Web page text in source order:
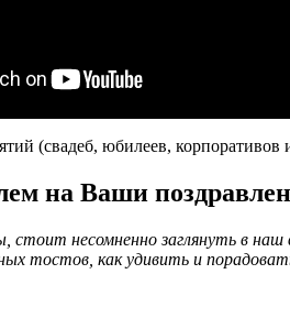
(свадеб, юбилеев, корпоративов
на Ваши
несомненно заглянуть в наш
тостов, как удивить и